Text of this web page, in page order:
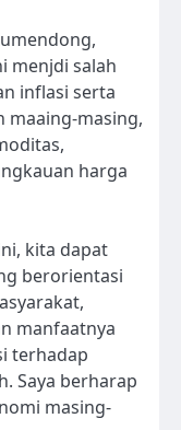
menjdi salah
inflasi serta
maaing-masing,
harga
kita dapat
berorientasi
manfaatnya
terhadap
Saya berharap
masing-